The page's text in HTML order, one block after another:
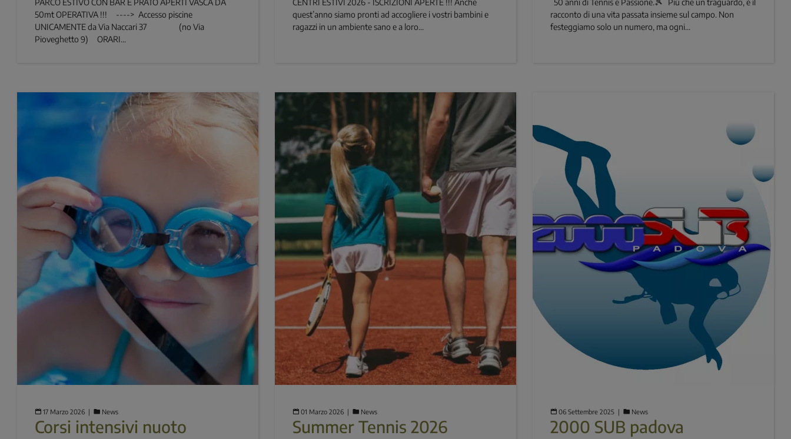
PARCO ESTIVO CON BAR E PRATO APERTI VASCA DA
50mt OPERATIVA !!! ----> Accesso piscine
UNICAMENTE da Via Naccari 37 (no Via
Pioveghetto 9) ORARI...
CENTRI ESTIVI 2026 - ISCRIZIONI APERTE !!! Anche
quest’anno siamo pronti ad accogliere i vostri bambini e
ragazzi in un ambiente sano e a loro...
50 anni di Tennis e Passione.🎾 Più che un traguardo, è il
racconto di una vita passata insieme sul campo. Non
festeggiamo solo un numero, ma ogni...
17 Marzo 2026
  |
News
Corsi intensivi nuoto
01 Marzo 2026
  |
News
Summer Tennis 2026
06 Settembre 2025
  |
News
2000 SUB padova